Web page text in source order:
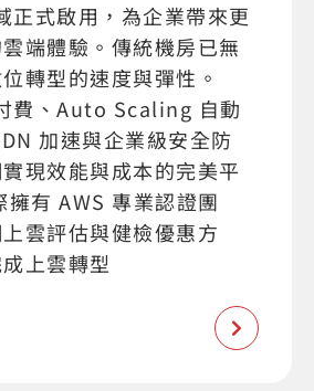
正式啟用，為企業帶來更
端體驗。傳統機房已無
轉型的速度與彈性。
費、Auto Scaling 自動
加速與企業級安全防
現效能與成本的完美平
有 AWS 專業認證團
雲評估與健檢優惠方
上雲轉型